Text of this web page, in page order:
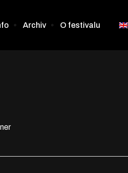
Archiv O festivalu